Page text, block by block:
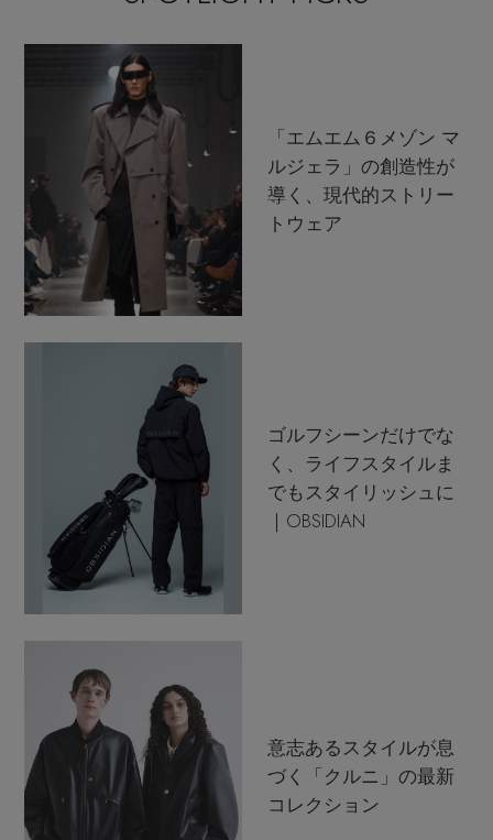
「エムエム６メゾン マ
ルジェラ」の創造性が
導く、現代的ストリー
トウェア
ゴルフシーンだけでな
く、ライフスタイルま
でもスタイリッシュに
｜OBSIDIAN
意志あるスタイルが息
づく「クルニ」の最新
コレクション